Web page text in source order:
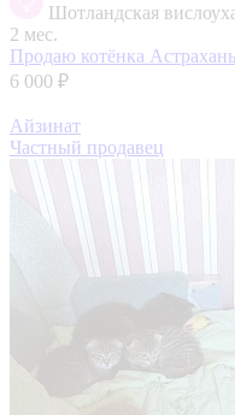
Шотландская
2 мес.
Продаю котёнка
6 000 ₽
Айзинат
Частный продавец